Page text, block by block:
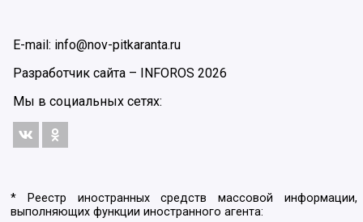
E-mail: info@nov-pitkaranta.ru
Разработчик сайта –
INFOROS 2026
Мы в социальных сетях:
* Реестр иностранных средств массовой информации,
выполняющих функции иностранного агента: